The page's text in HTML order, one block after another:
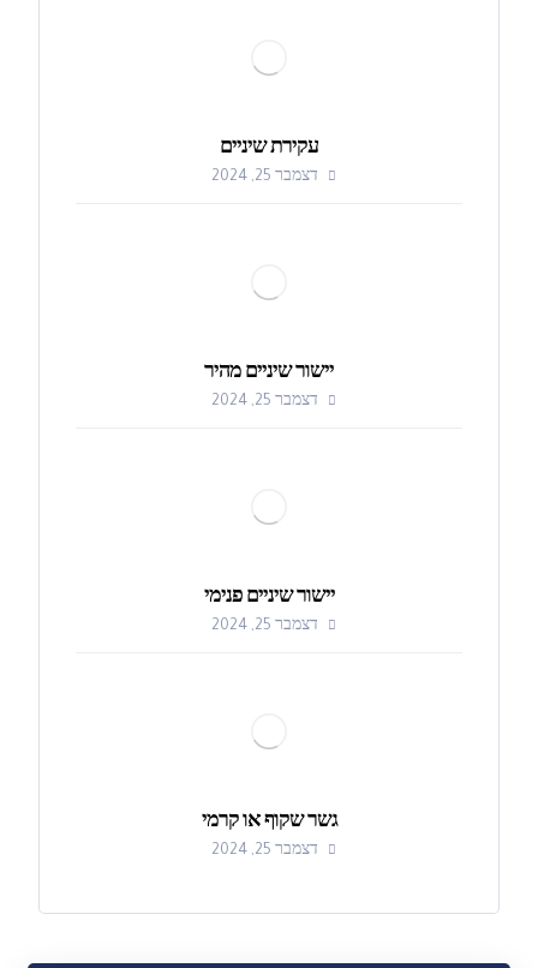
עקירת שיניים
דצמבר 25, 2024
יישור שיניים מהיר
דצמבר 25, 2024
יישור שיניים פנימי
דצמבר 25, 2024
גשר שקוף או קרמי
דצמבר 25, 2024